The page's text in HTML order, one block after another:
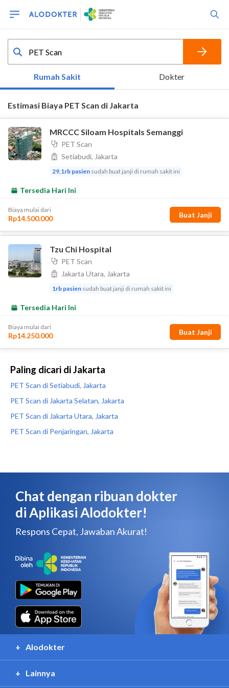
Paling dicari di Jakarta
PET Scan di Setiabudi, Jakarta
PET Scan di Jakarta Selatan, Jakarta
PET Scan di Jakarta Utara, Jakarta
PET Scan di Penjaringan, Jakarta